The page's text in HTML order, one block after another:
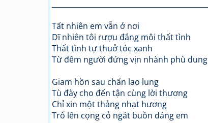
Tất nhiên em vẫn ở nơi
Dĩ nhiên tôi rượu đắng môi thất tình
Thất tình tự thuở tóc xanh
Từ đêm người đứng vịn nhành phù dung
Giam hồn sau chấn lao lung
Tù đày cho đến tận cùng lời thương
Chỉ xin một thảng nhạt hương
Trổ lên cọng cỏ ngát buồn dáng em